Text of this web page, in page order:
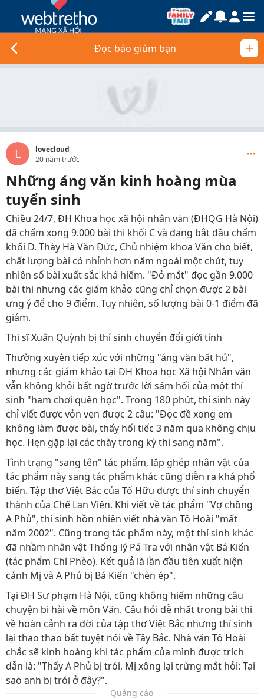
Đọc báo giùm bạn
L
lovecloud
20 năm trước
Những áng văn kinh hoàng mùa
tuyển sinh
Chiều 24/7, ĐH Khoa học xã hội nhân văn (ĐHQG Hà Nội)
đã chấm xong 9.000 bài thi khối C và đang bắt đầu chấm
khối D. Thày Hà Văn Đức, Chủ nhiệm khoa Văn cho biết,
chất lượng bài có nhỉnh hơn năm ngoái một chút, tuy
nhiên số bài xuất sắc khá hiếm. "Đỏ mắt" đọc gần 9.000
bài thi nhưng các giám khảo cũng chỉ chọn được 2 bài
ưng ý để cho 9 điểm. Tuy nhiên, số lượng bài 0-1 điểm đã
giảm.
Thi sĩ Xuân Quỳnh bị thí sinh chuyển đổi giới tính
Thường xuyên tiếp xúc với những "áng văn bất hủ",
nhưng các giám khảo tại ĐH Khoa học Xã hội Nhân văn
vẫn không khỏi bất ngờ trước lời sám hối của một thí
sinh "ham chơi quên học". Trong 180 phút, thí sinh này
chỉ viết được vỏn vẹn được 2 câu: "Đọc đề xong em
không làm được bài, thấy hối tiếc 3 năm qua không chịu
học. Hẹn gặp lại các thày trong kỳ thi sang năm".
Tình trạng "sang tên" tác phẩm, lắp ghép nhân vật của
tác phẩm này sang tác phẩm khác cũng diễn ra khá phổ
biến. Tập thơ Việt Bắc của Tố Hữu được thí sinh chuyển
thành của Chế Lan Viên. Khi viết về tác phẩm "Vợ chồng
A Phủ", thí sinh hồn nhiên viết nhà văn Tô Hoài "mất
năm 2002". Cũng trong tác phẩm này, một thí sinh khác
đã nhầm nhân vật Thống lý Pá Tra với nhân vật Bá Kiến
(tác phẩm Chí Phèo). Kết quả là lần đầu tiên xuất hiện
cảnh Mị và A Phủ bị Bá Kiến "chèn ép".
Tại ĐH Sư phạm Hà Nội, cũng không hiếm những câu
chuyện bi hài về môn Văn. Câu hỏi dễ nhất trong bài thi
về hoàn cảnh ra đời của tập thơ Việt Bắc nhưng thí sinh
lại thao thao bất tuyệt nói về Tây Bắc. Nhà văn Tô Hoài
chắc sẽ kinh hoàng khi tác phẩm của mình được trích
dẫn là: "Thấy A Phủ bị trói, Mị xông lại trừng mắt hỏi: Tại
sao anh bị trói ở đây?".
Quảng cáo